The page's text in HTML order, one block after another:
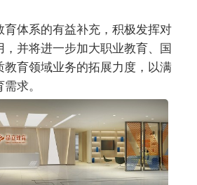
育体系的有益补充，积极发挥对
并将进一步加大职业教育、国
教育领域业务的拓展力度，以满
求。